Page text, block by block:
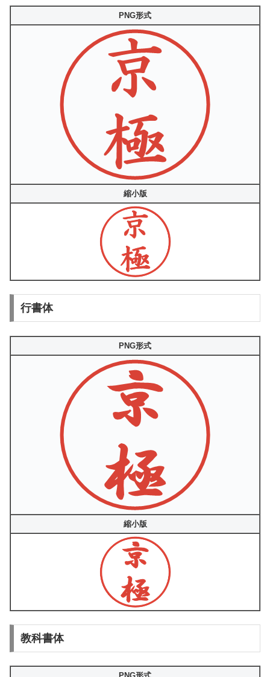
PNG形式
縮小版
行書体
PNG形式
縮小版
教科書体